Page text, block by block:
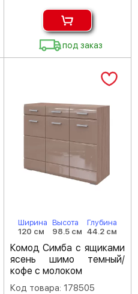
под заказ
Ширина
120 см
Высота
98.5 см
Глубина
44.2 см
Комод Симба с ящиками
ясень шимо темный/
кофе с молоком
Код товара: 178505